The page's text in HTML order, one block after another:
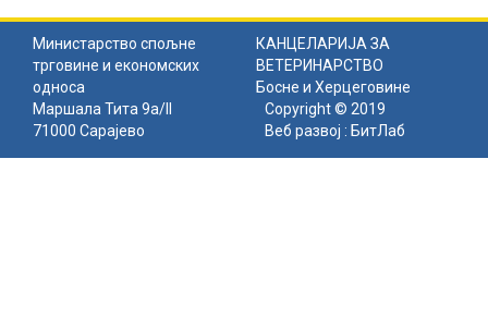
Министарство спољне
трговине и економских
односа
КАНЦЕЛАРИЈА ЗА
ВЕТЕРИНАРСТВО
Босне и Херцеговине
Маршала Тита 9а/II
71000 Сарајево
Copyright © 2019
Веб развој : БитЛаб